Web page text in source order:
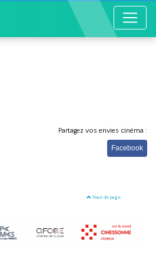
Partagez vos envies cinéma :
Facebook
Haut de page